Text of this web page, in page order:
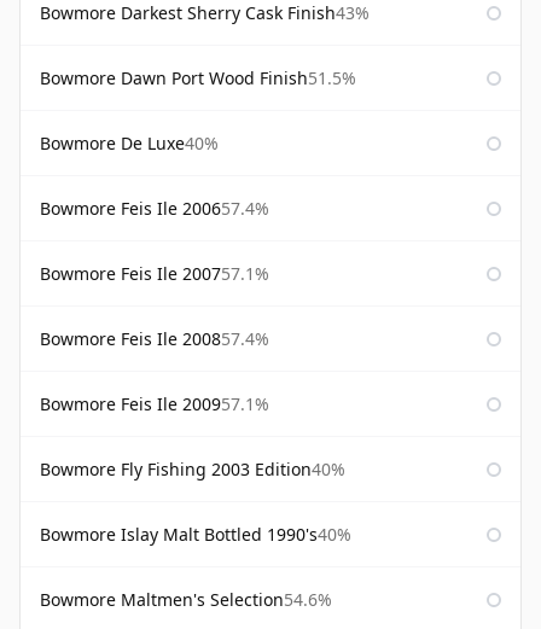
Bowmore Darkest Sherry Cask Finish43%
Bowmore Dawn Port Wood Finish51.5%
Bowmore De Luxe40%
Bowmore Feis Ile 200657.4%
Bowmore Feis Ile 200757.1%
Bowmore Feis Ile 200857.4%
Bowmore Feis Ile 200957.1%
Bowmore Fly Fishing 2003 Edition40%
Bowmore Islay Malt Bottled 1990's40%
Bowmore Maltmen's Selection54.6%